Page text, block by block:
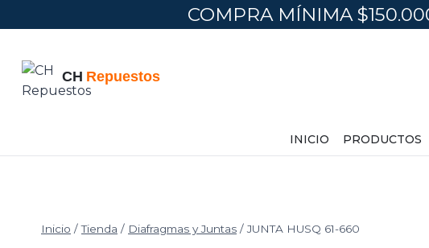
COMPRA MÍNIMA
INICIO PRODUCTOS
Inicio / Tienda / Diafragmas y Juntas / JUNTA HUSQ 61-660